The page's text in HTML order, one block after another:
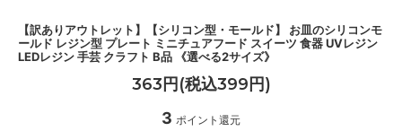
【訳ありアウトレット】【シリコン型・モールド】 お皿のシリコンモ
ールド レジン型 プレート ミニチュアフード スイーツ 食器 UVレジン
LEDレジン 手芸 クラフト B品 《選べる2サイズ》
363円(税込399円)
3 ポイント還元